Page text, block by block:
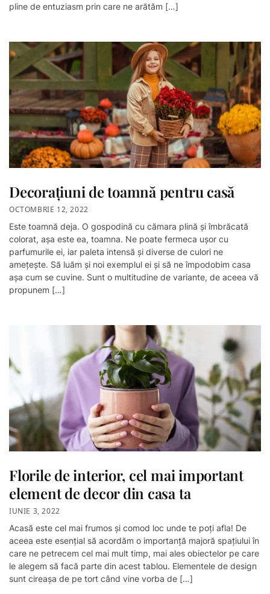
pline de entuziasm prin care ne arătăm […]
Decorațiuni de toamnă pentru casă
OCTOMBRIE 12, 2022
Este toamnă deja. O gospodină cu cămara plină și îmbrăcată
colorat, așa este ea, toamna. Ne poate fermeca ușor cu
parfumurile ei, iar paleta intensă și diverse de culori ne
amețește. Să luăm și noi exemplul ei și să ne împodobim casa
așa cum se cuvine. Sunt o multitudine de variante, de aceea vă
propunem […]
Florile de interior, cel mai important
element de decor din casa ta
IUNIE 3, 2022
Acasă este cel mai frumos și comod loc unde te poți afla! De
aceea este esențial să acordăm o importanță majoră spațiului în
care ne petrecem cel mai mult timp, mai ales obiectelor pe care
le alegem să facă parte din acest tablou. Elementele de design
sunt cireașa de pe tort când vine vorba de […]